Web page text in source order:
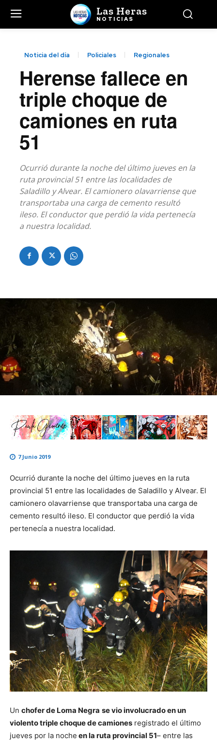
Las Heras
NOTICIAS
Noticia del día Policiales Regionales
Herense fallece en
triple choque de
camiones en ruta
51
Ocurrió durante la noche del último jueves en la
ruta provincial 51 entre las localidades de
Saladillo y Alvear. El camionero olavarriense que
transportaba una carga de cemento resultó
ileso. El conductor que perdió la vida pertenecía
a nuestra localidad.
7 Junio 2019
Ocurrió durante la noche del último jueves en la ruta
provincial 51 entre las localidades de Saladillo y Alvear. El
camionero olavarriense que transportaba una carga de
cemento resultó ileso. El conductor que perdió la vida
pertenecía a nuestra localidad.
Un chofer de Loma Negra se vio involucrado en un
violento triple choque de camiones registrado el último
jueves por la noche en la ruta provincial 51– entre las